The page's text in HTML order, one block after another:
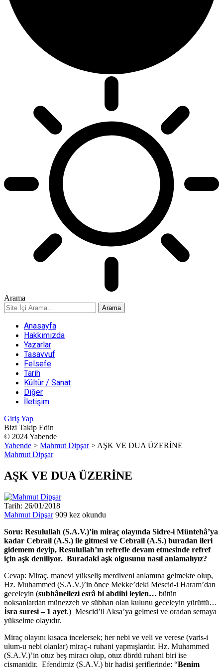
Arama
Anasayfa
Hakkımızda
Yazarlar
Tasavvuf
Felsefe
Tarih
Kültür / Sanat
Diğer
İletişim
Giriş Yap
Bizi Takip Edin
© 2024 Yabende
Yabende > Mahmut Dipşar> AŞK VE DUA ÜZERİNE
Mahmut Dipşar
AŞK VE DUA ÜZERİNE
Tarih: 26/01/2018
Mahmut Dipşar 909 kez okundu
Soru: Resulullah (S.A.V.)’in miraç olayında Sidre-i Müntehâ’ya
kadar Cebrail (A.S.) ile gitmesi ve Cebrail (A.S.) buradan ileri
gidemem deyip, Resulullah’ın refrefle devam etmesinde refref
için aşk deniliyor. Buradaki aşk olgusunu nasıl anlamalıyız?
Cevap: Miraç, manevi yükseliş merdiveni anlamına gelmekte olup,
Hz. Muhammed (S.A.V.)’in önce Mekke’deki Mescid-i Haram’dan
geceleyin (subhânellezi esrâ bi abdihi leylen… bütün
noksanlardan münezzeh ve sübhan olan kulunu geceleyin yürüttü…
İsra suresi – 1 ayet.) Mescid’il Aksa’ya gelmesi ve oradan semaya
yükselme olayıdır.
Miraç olayını kısaca incelersek; her nebi ve veli ve verese (varis-i
ulum-u nebi olanlar) miraç-ı ruhani yapmışlardır. Hz. Muhammed
(S.A.V.)’in otuz beş miracı olup, otuz dördü ruhani biri ise
cismanidir. Efendimiz (S.A.V.) bir hadisi şeriflerinde: “Benim